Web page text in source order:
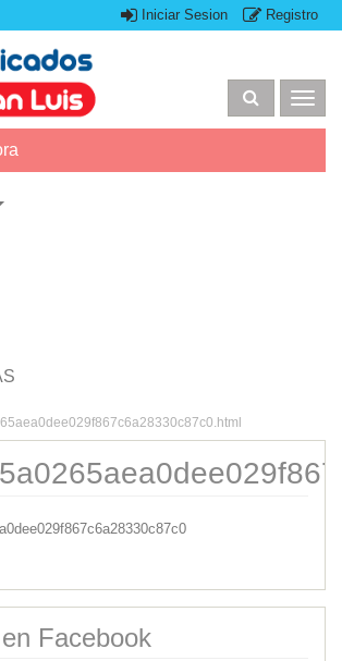
Iniciar Sesion Registro
Facebook